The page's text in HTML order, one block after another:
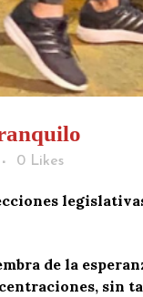
0 Likes
de la
sin